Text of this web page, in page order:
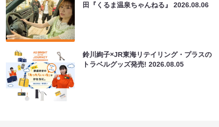
田『くるま温泉ちゃんねる』2026.08.06
鈴川絢子×JR東海リテイリング・プラスの
トラベルグッズ発売!2026.08.05